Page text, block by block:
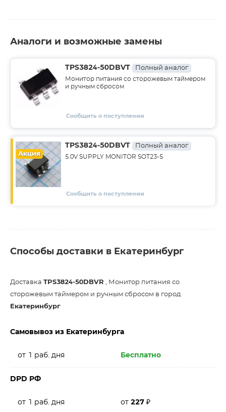
Аналоги и возможные замены
TPS3824-50DBVT Полный аналог
Монитор питания со сторожевым таймером
и ручным сбросом
Сообщить о поступлении
Акция
TPS3824-50DBVT Полный аналог
5.0V SUPPLY MONITOR SOT23-5
Сообщить о поступлении
Способы доставки в Екатеринбург
Доставка TPS3824-50DBVR , Монитор питания со
сторожевым таймером и ручным сбросом в город
Екатеринбург
Самовывоз из Екатеринбурга
от 1 раб. дня Бесплатно
DPD РФ
от 1 раб. дня от 227 ₽